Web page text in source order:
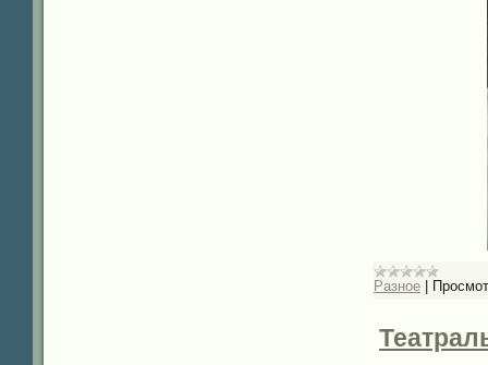
Разное |